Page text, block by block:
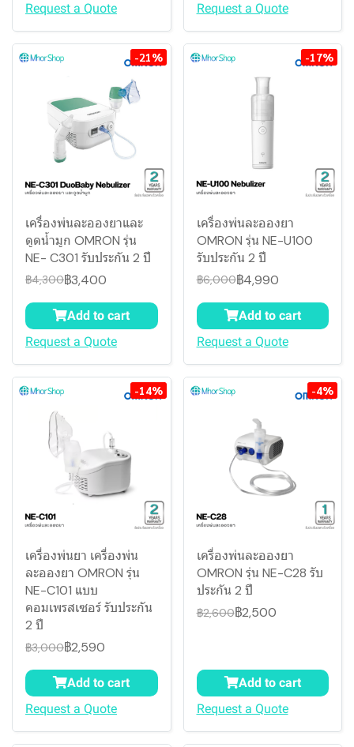
Request a Quote
Request a Quote
-21%
เครื่องพ่นละอองยาและ
ดูดน้ำมูก OMRON รุ่น
NE- C301 รับประกัน 2 ปี
฿4,300฿3,400
Add to cart
Request a Quote
-17%
เครื่องพ่นละอองยา
OMRON รุ่น NE-U100
รับประกัน 2 ปี
฿6,000฿4,990
Add to cart
Request a Quote
-14%
เครื่องพ่นยา เครื่องพ่น
ละอองยา OMRON รุ่น
NE-C101 แบบ
คอมเพรสเซอร์ รับประกัน
2 ปี
฿3,000฿2,590
Add to cart
Request a Quote
-4%
เครื่องพ่นละอองยา
OMRON รุ่น NE-C28 รับ
ประกัน 2 ปี
฿2,600฿2,500
Add to cart
Request a Quote